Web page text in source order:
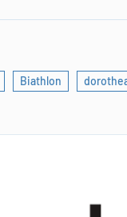
Biathlon